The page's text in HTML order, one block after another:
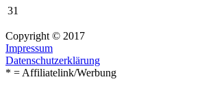
31
Copyright © 2017
Impressum
Datenschutzerklärung
* = Affiliatelink/Werbung